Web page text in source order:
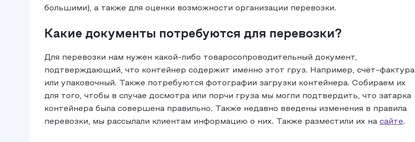
большими), а также для оценки возможности организации перевозки.
Какие документы потребуются для перевозки?
Для перевозки нам нужен какой-либо товаросопроводительный документ,
подтверждающий, что контейнер содержит именно этот груз. Например, счёт-фактура
или упаковочный. Также потребуются фотографии загрузки контейнера. Собираем их
для того, чтобы в случае досмотра или порчи груза мы могли подтвердить, что затарка
контейнера была совершена правильно. Также недавно введены изменения в правила
перевозки, мы рассылали клиентам информацию о них. Также разместили их на сайте.